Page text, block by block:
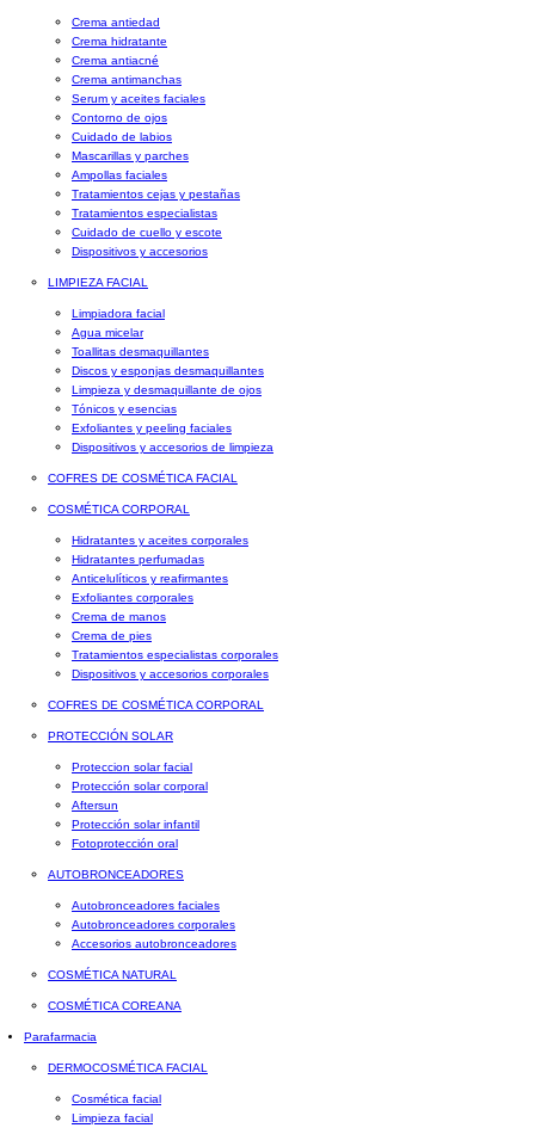
Crema antiedad
Crema hidratante
Crema antiacné
Crema antimanchas
Serum y aceites faciales
Contorno de ojos
Cuidado de labios
Mascarillas y parches
Ampollas faciales
Tratamientos cejas y pestañas
Tratamientos especialistas
Cuidado de cuello y escote
Dispositivos y accesorios
LIMPIEZA FACIAL
Limpiadora facial
Agua micelar
Toallitas desmaquillantes
Discos y esponjas desmaquillantes
Limpieza y desmaquillante de ojos
Tónicos y esencias
Exfoliantes y peeling faciales
Dispositivos y accesorios de limpieza
COFRES DE COSMÉTICA FACIAL
COSMÉTICA CORPORAL
Hidratantes y aceites corporales
Hidratantes perfumadas
Anticelulíticos y reafirmantes
Exfoliantes corporales
Crema de manos
Crema de pies
Tratamientos especialistas corporales
Dispositivos y accesorios corporales
COFRES DE COSMÉTICA CORPORAL
PROTECCIÓN SOLAR
Proteccion solar facial
Protección solar corporal
Aftersun
Protección solar infantil
Fotoprotección oral
AUTOBRONCEADORES
Autobronceadores faciales
Autobronceadores corporales
Accesorios autobronceadores
COSMÉTICA NATURAL
COSMÉTICA COREANA
Parafarmacia
DERMOCOSMÉTICA FACIAL
Cosmética facial
Limpieza facial